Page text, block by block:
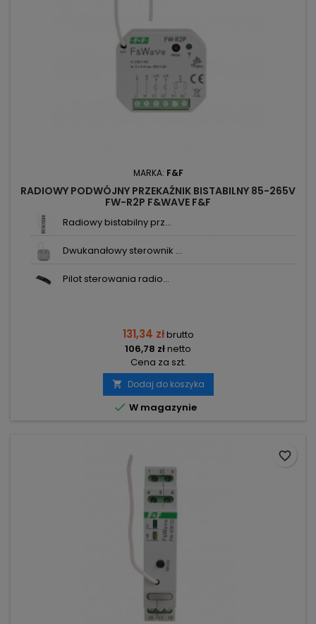
MARKA: F&F
RADIOWY PODWÓJNY PRZEKAŹNIK BISTABILNY 85-265V
FW-R2P F&WAVE F&F
Radiowy bistabilny prz...
Dwukanałowy sterownik ...
Pilot sterowania radio...
131,34 złbrutto
106,78 złnetto
Cena za szt.
 Dodaj do koszyka
 W magazynie
favorite_border